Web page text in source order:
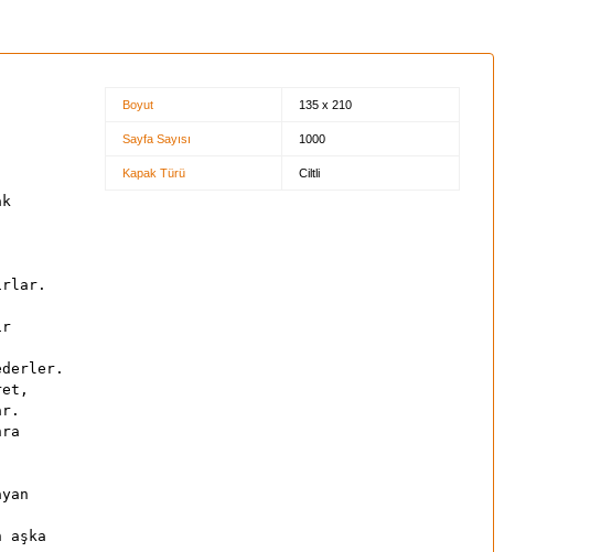
aşka
Boyut 135 x 210
Sayfa Sayısı 1000
Kapak Türü Ciltli